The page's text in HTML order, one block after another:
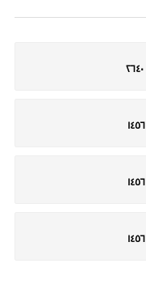
٢٦٤٠
١٤٥٦
١٤٥٦
١٤٥٦